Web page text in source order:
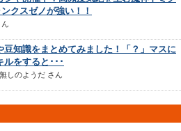
クスゼノが強い！！
ん
豆知識をまとめてみました！「？」マスに
ルをすると･･･
しのようだ さん